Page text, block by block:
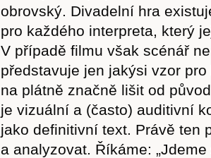
obrovský. Divadelní hra
pro každého interpreta, který
V případě filmu však scénář
představuje jen jakýsi vzor
na plátně značně lišit od
je vizuální a (často) auditivní
jako definitivní text. Právě ten
a analyzovat. Říkáme: